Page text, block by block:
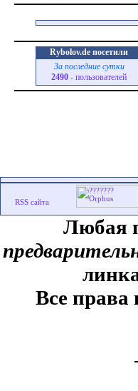
Rybolov.de посетили
За последние сутки
2490 - пользователей
Любая
Все права